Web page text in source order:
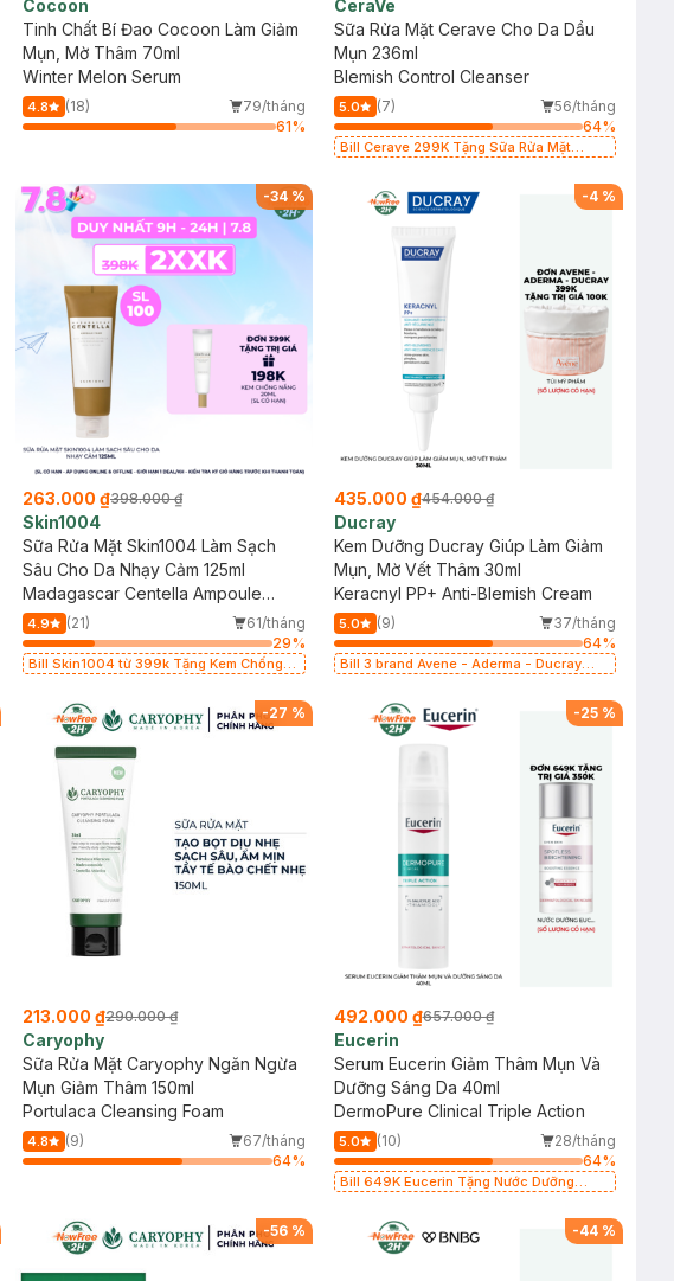
Cocoon
Tinh Chất Bí Đao Cocoon Làm Giảm
Mụn, Mờ Thâm 70ml
Winter Melon Serum
4.8 (18)
79/tháng
61%
CeraVe
Sữa Rửa Mặt Cerave Cho Da Dầu
Mụn 236ml
Blemish Control Cleanser
5.0 (7)
56/tháng
64%
Bill Cerave 299K Tặng Sữa Rửa Mặt
-34%
263.000 ₫398.000 ₫
Skin1004
Sữa Rửa Mặt Skin1004 Làm Sạch
Sâu Cho Da Nhạy Cảm 125ml
Madagascar Centella Ampoule
Foam
4.9 (21)
61/tháng
29%
Bill Skin1004 từ 399k Tặng Kem Chống
Có Hạn)
-4 %
435.000 ₫454.000 ₫
Ducray
Kem Dưỡng Ducray Giúp Làm Giảm
Mụn, Mờ Vết Thâm 30ml
Keracnyl PP+ Anti-Blemish Cream
5.0 (9)
37/tháng
64%
Bill 3 brand Avene - Aderma - Ducray
(SL có hạn)
-27 %
213.000 ₫290.000 ₫
Caryophy
Sữa Rửa Mặt Caryophy Ngăn Ngừa
Mụn Giảm Thâm 150ml
Portulaca Cleansing Foam
4.8 (9)
67/tháng
64%
-25 %
492.000 ₫657.000 ₫
Eucerin
Serum Eucerin Giảm Thâm Mụn Và
Dưỡng Sáng Da 40ml
DermoPure Clinical Triple Action
5.0 (10)
28/tháng
64%
Bill 649K Eucerin Tặng Nước Dưỡng
-56% -44 %